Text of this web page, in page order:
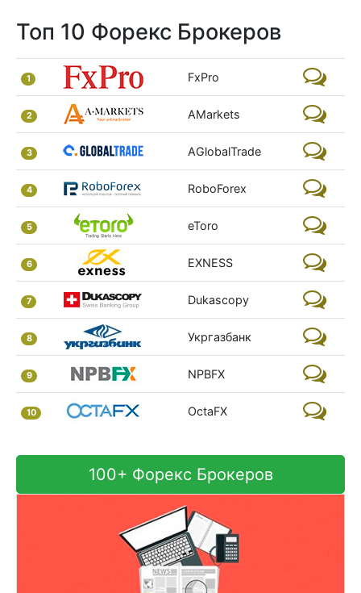
Топ 10 Форекс Брокеров
1 FxPro
2 AMarkets
3 AGlobalTrade
4 RoboForex
5 eToro
6 EXNESS
7 Dukascopy
8 Укргазбанк
9 NPBFX
10 OctaFX
100+ Форекс Брокеров